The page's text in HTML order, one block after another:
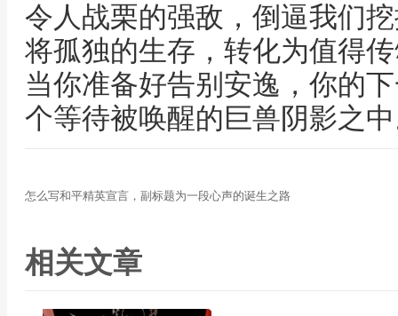
令人战栗的强敌，倒逼我们
将孤独的生存，转化为值得
当你准备好告别安逸，你的
个等待被唤醒的巨兽阴影之
怎么写和平精英宣言，副标题为一段心声的诞生之路
相关文章